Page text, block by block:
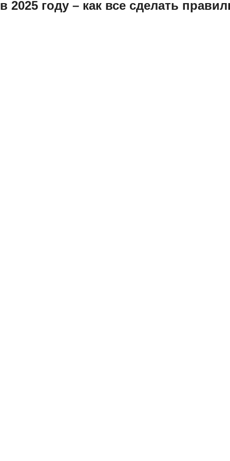
году – как все сделать